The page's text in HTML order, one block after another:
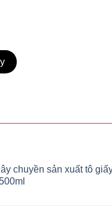
chuyền sản xuất tô